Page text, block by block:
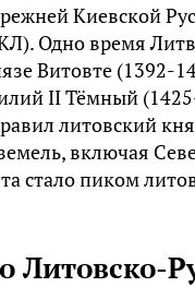
Киевской
Одно время
Витовте (1392-
II Тёмный
литовский
включая
стало пиком
Литовско-